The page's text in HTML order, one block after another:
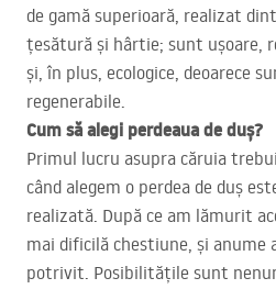
de gamă superioară, realizat
țesătură și hârtie; sunt ușoare,
și, în plus, ecologice, deoarece
regenerabile.
Cum să alegi perdeaua de duș?
Primul lucru asupra căruia
când alegem o perdea de duș
realizată. După ce am lămurit
mai dificilă chestiune, și anume
potrivit. Posibilitățile sunt